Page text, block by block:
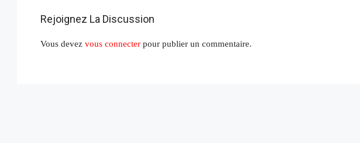
Rejoignez La Discussion
Vous devez vous connecter pour publier un commentaire.
APPARTEMENTS